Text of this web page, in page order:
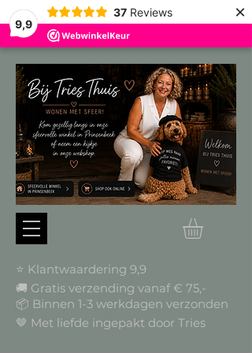
9,9
37 Reviews ×
⭐ Klantwaardering 9,9
🚚 Gratis verzending vanaf € 75,-
📦 Binnen 1-3 werkdagen verzonden
🤎 Met liefde ingepakt door Tries